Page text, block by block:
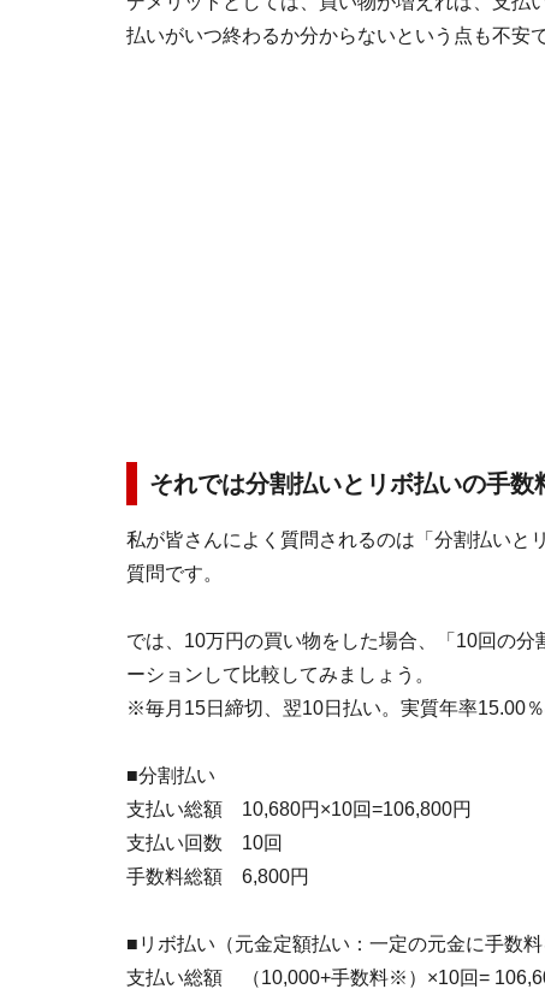
払いがいつ終わるか分からないという点も不安で
それでは分割払いとリボ払いの手数
私が皆さんによく質問されるのは「分割払いと
質問です。
では、10万円の買い物をした場合、「10回の
ーションして比較してみましょう。
※毎月15日締切、翌10日払い。実質年率15.00
■分割払い
支払い総額 10,680円×10回=106,800円
支払い回数 10回
手数料総額 6,800円
■リボ払い（元金定額払い：一定の元金に手数料
支払い総額 （10,000+手数料※）×10回=